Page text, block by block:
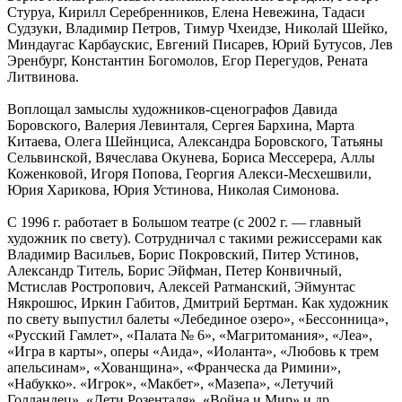
Стуруа, Кирилл Серебренников, Елена Невежина, Тадаси
Судзуки, Владимир Петров, Тимур Чхеидзе, Николай Шейко,
Миндаугас Карбаускис, Евгений Писарев, Юрий Бутусов, Лев
Эренбург, Константин Богомолов, Егор Перегудов, Рената
Литвинова.
Воплощал замыслы художников-сценографов Давида
Боровского, Валерия Левинталя, Сергея Бархина, Марта
Китаева, Олега Шейнциса, Александра Боровского, Татьяны
Сельвинской, Вячеслава Окунева, Бориса Мессерера, Аллы
Коженковой, Игоря Попова, Георгия Алекси-Месхешвили,
Юрия Харикова, Юрия Устинова, Николая Симонова.
С 1996 г. работает в Большом театре (с 2002 г. — главный
художник по свету). Сотрудничал с такими режиссерами как
Владимир Васильев, Борис Покровский, Питер Устинов,
Александр Титель, Борис Эйфман, Петер Конвичный,
Мстислав Ростропович, Алексей Ратманский, Эймунтас
Някрошюс, Иркин Габитов, Дмитрий Бертман. Как художник
по свету выпустил балеты «Лебединое озеро», «Бессонница»,
«Русский Гамлет», «Палата № 6», «Магритомания», «Леа»,
«Игра в карты», оперы «Аида», «Иоланта», «Любовь к трем
апельсинам», «Хованщина», «Франческа да Римини»,
«Набукко». «Игрок», «Макбет», «Мазепа», «Летучий